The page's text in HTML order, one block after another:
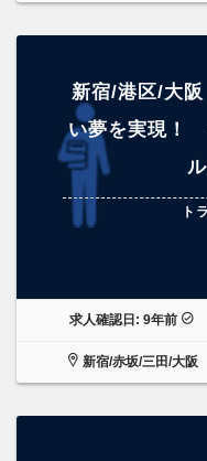
新宿/港区/大
い夢を実現！
ト
求人確認日: 9年前
新宿/赤坂/三田/大阪